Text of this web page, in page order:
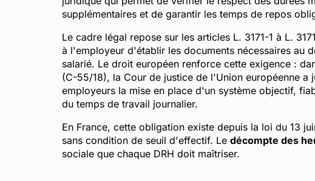
supplémentaires et de garantir les temps de repos
Le cadre légal repose sur les articles L. 3171-1 à L.
à l'employeur d'établir les documents nécessaires au
salarié. Le droit européen renforce cette exigence :
(C-55/18), la Cour de justice de l'Union européenne a
employeurs la mise en place d'un système objectif,
du temps de travail journalier.
En France, cette obligation existe depuis la loi du 13
sans condition de seuil d'effectif. Le décompte des
sociale que chaque DRH doit maîtriser.